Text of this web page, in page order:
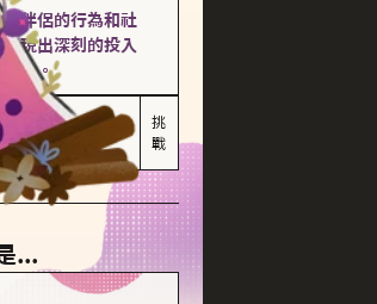
伴侶的行為和社
現出深刻的投入
窒息。
妒心較強
出現控制欲
挑
戰
...